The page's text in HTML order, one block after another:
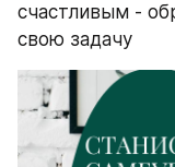
счастливым -
свою задачу